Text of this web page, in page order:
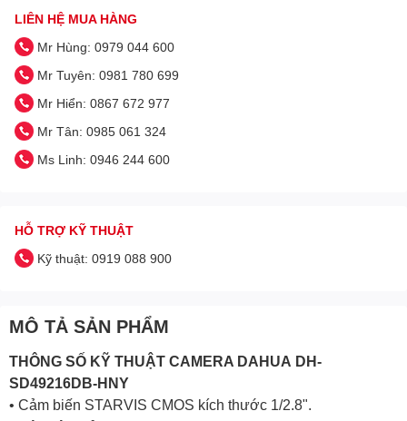
LIÊN HỆ MUA HÀNG
Mr Hùng: 0979 044 600
Mr Tuyên: 0981 780 699
Mr Hiển: 0867 672 977
Mr Tân: 0985 061 324
Ms Linh: 0946 244 600
HỖ TRỢ KỸ THUẬT
Kỹ thuật: 0919 088 900
MÔ TẢ SẢN PHẨM
THÔNG SỐ KỸ THUẬT CAMERA DAHUA DH-
SD49216DB-HNY
• Cảm biến STARVIS CMOS kích thước 1/2.8".